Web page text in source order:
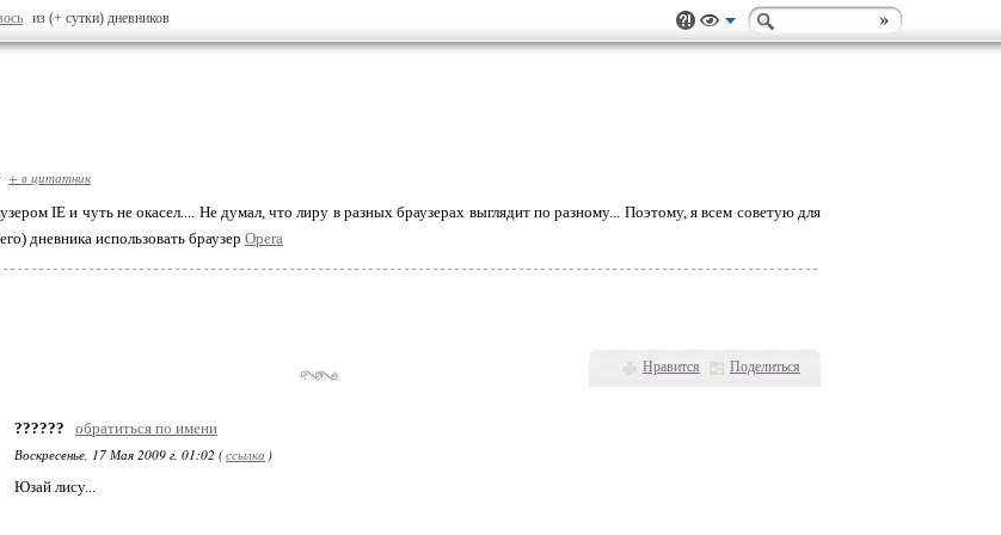
из (+ сутки) дневников
+ в цитатник
IE и чуть не окасел.... Не думал, что лиру в разных браузерах выглядит по разному... Поэтому, я всем советую для
дневника использовать браузер Opera
Нравится Поделиться
??????
обратиться по имени
Воскресенье, 17 Мая 2009 г. 01:02 (ссылка )
Юзай лису...